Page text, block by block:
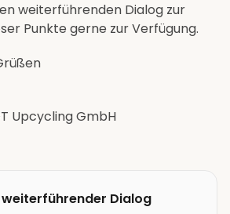
weiterführenden Dialog zur
Punkte gerne zur Verfügung.
Upcycling GmbH
Dialog